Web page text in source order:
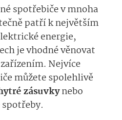
spotřebiče v mnoha
patří k největším
energie,
je vhodné věnovat
Nejvíce
můžete spolehlivě
zásuvkynebo